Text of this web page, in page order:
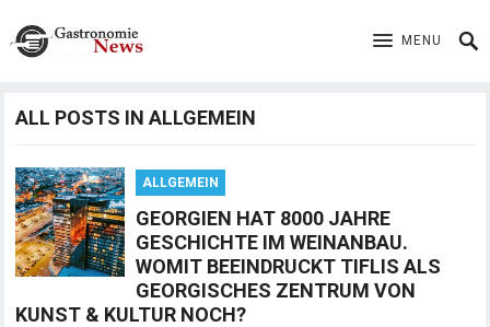
MENU
ALL POSTS IN ALLGEMEIN
ALLGEMEIN
GEORGIEN HAT 8000 JAHRE
GESCHICHTE IM WEINANBAU.
WOMIT BEEINDRUCKT TIFLIS ALS
GEORGISCHES ZENTRUM VON
KUNST & KULTUR NOCH?